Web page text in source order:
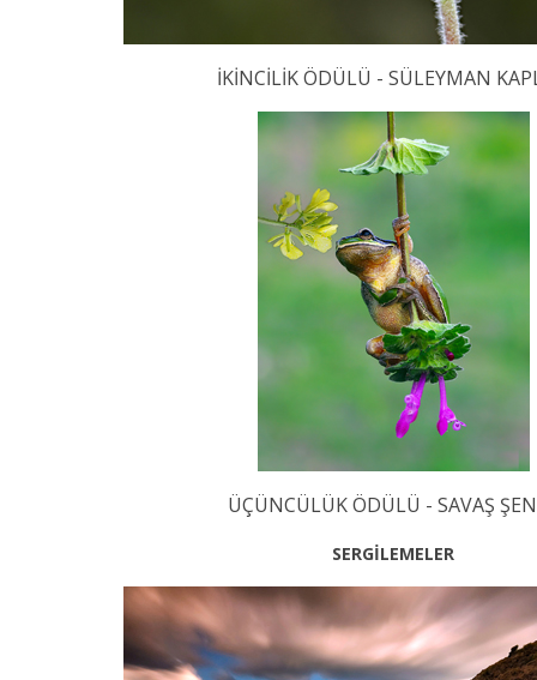
İKİNCİLİK ÖDÜLÜ - SÜLEYMAN
ÜÇÜNCÜLÜK ÖDÜLÜ - SAVAŞ
SERGİLEMELER